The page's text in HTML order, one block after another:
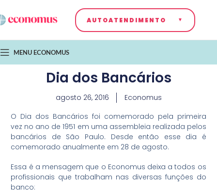
AUTOATENDIMENTO
MENU ECONOMUS
Dia dos Bancários
agosto 26, 2016
Economus
O Dia dos Bancários foi comemorado pela primeira
vez no ano de 1951 em uma assembleia realizada pelos
bancários de São Paulo. Desde então esse dia é
comemorado anualmente em 28 de agosto.
Essa é a mensagem que o Economus deixa a todos os
profissionais que trabalham nas diversas funções do
banco: